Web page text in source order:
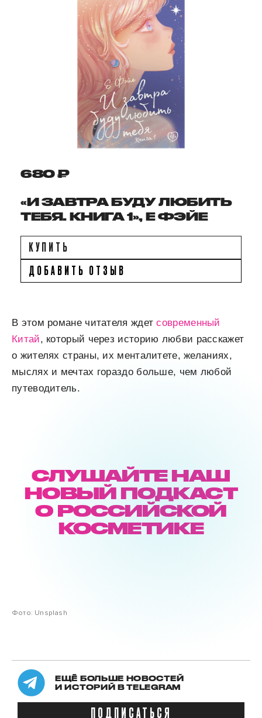
680 ₽
«И ЗАВТРА БУДУ ЛЮБИТЬ
ТЕБЯ. КНИГА 1», Е ФЭЙЕ
КУПИТЬ
ДОБАВИТЬ ОТЗЫВ
В этом романе читателя ждетсовременный
Китай, который через историю любви расскажет
о жителях страны, их менталитете, желаниях,
мыслях и мечтах гораздо больше, чем любой
путеводитель.
СЛУШАЙТЕ НАШ
НОВЫЙ ПОДКАСТ
О РОССИЙСКОЙ
КОСМЕТИКЕ
Фото: Unsplash
ЕЩЁ БОЛЬШЕ НОВОСТЕЙ
И ИСТОРИЙ В TELEGRAM
ПОДПИСАТЬСЯ